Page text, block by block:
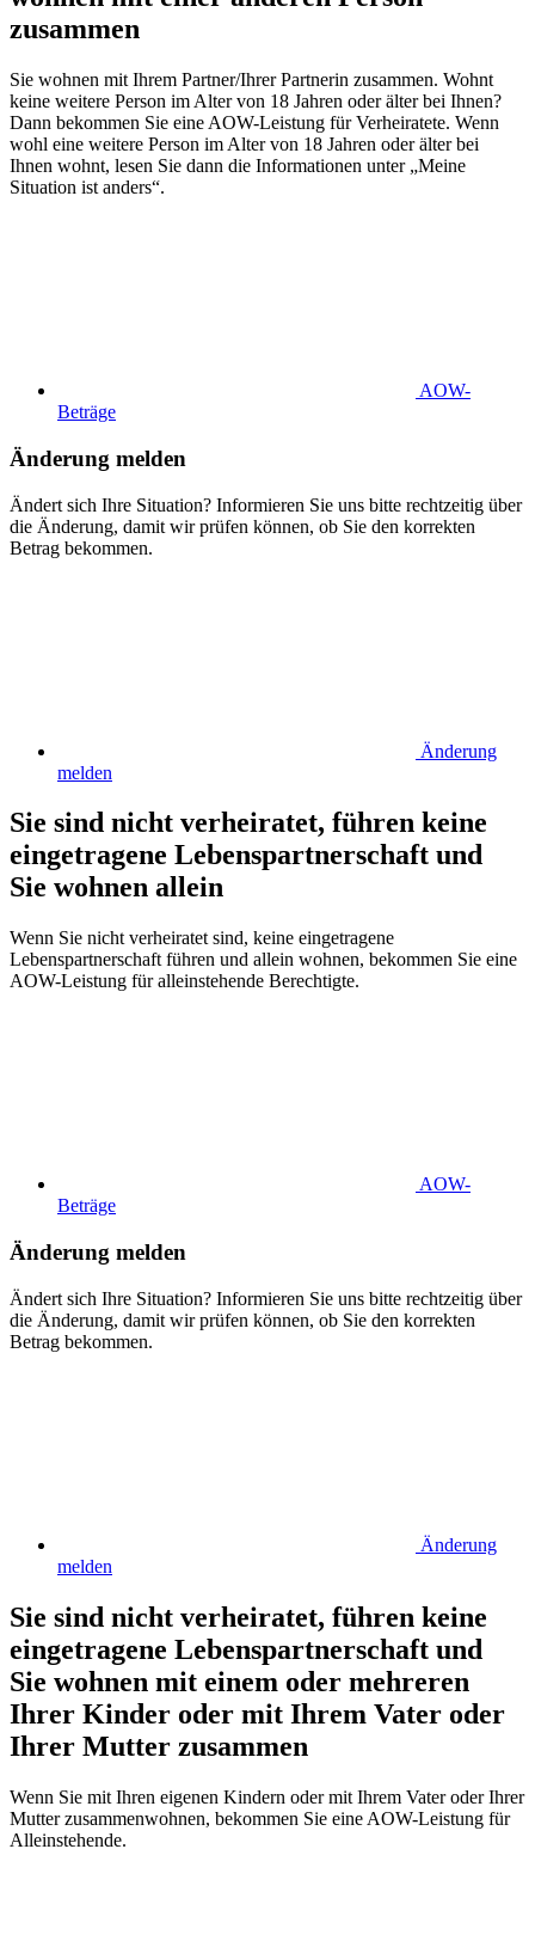
zusammen
Sie wohnen mit Ihrem Partner/Ihrer Partnerin zusammen. Wohnt
keine weitere Person im Alter von 18 Jahren oder älter bei Ihnen?
Dann bekommen Sie eine AOW-Leistung für Verheiratete. Wenn
wohl eine weitere Person im Alter von 18 Jahren oder älter bei
Ihnen wohnt, lesen Sie dann die Informationen unter „Meine
Situation ist anders“.
AOW-
Beträge
Änderung melden
Ändert sich Ihre Situation? Informieren Sie uns bitte rechtzeitig über
die Änderung, damit wir prüfen können, ob Sie den korrekten
Betrag bekommen.
Änderung
melden
Sie sind nicht verheiratet, führen keine
eingetragene Lebenspartnerschaft und
Sie wohnen allein
Wenn Sie nicht verheiratet sind, keine eingetragene
Lebenspartnerschaft führen und allein wohnen, bekommen Sie eine
AOW-Leistung für alleinstehende Berechtigte.
AOW-
Beträge
Änderung melden
Ändert sich Ihre Situation? Informieren Sie uns bitte rechtzeitig über
die Änderung, damit wir prüfen können, ob Sie den korrekten
Betrag bekommen.
Änderung
melden
Sie sind nicht verheiratet, führen keine
eingetragene Lebenspartnerschaft und
Sie wohnen mit einem oder mehreren
Ihrer Kinder oder mit Ihrem Vater oder
Ihrer Mutter zusammen
Wenn Sie mit Ihren eigenen Kindern oder mit Ihrem Vater oder Ihrer
Mutter zusammenwohnen, bekommen Sie eine AOW-Leistung für
Alleinstehende.